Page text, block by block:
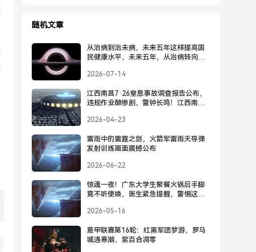
随机文章
从治病到治未病，未来五年这样提高国
民健康水平，未来五年，从治病转向治
2026-07-14
江西南昌7·26窒息事故调查报告公布，
违规作业酿惨剧，警钟长鸣！江西南昌
酿惨剧，警钟长鸣！
2026-04-23
雷雨中的雷霆之剑，火箭军雷雨天导弹
发射训练画面震撼公布
2026-06-22
惊魂一夜！广东大学生聚餐火锅后手脚
竟不听使唤，医生紧急提醒，警惕这种
听使唤，医生紧急提醒警惕火锅病
2026-05-16
意甲联赛第16轮：红黑军团梦游，罗马
城遇寒潮，紫百合凋零